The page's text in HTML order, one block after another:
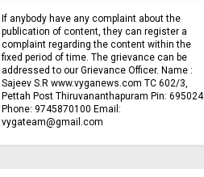
If anybody have any complaint about the
publication of content, they can register a
complaint regarding the content within the
fixed period of time. The grievance can be
addressed to our Grievance Officer. Name :
Sajeev S.R www.vyganews.com TC 602/3,
Pettah Post Thiruvananthapuram Pin: 695024
Phone: 9745870100 Email:
vygateam@gmail.com